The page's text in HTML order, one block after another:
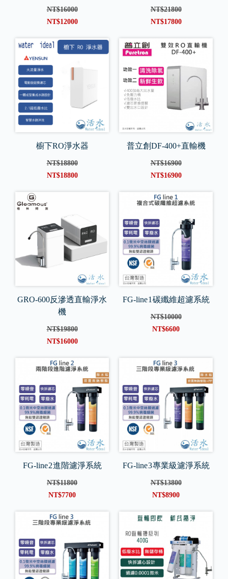
NT$16000
NT$12000
NT$21800
NT$17800
櫥下RO淨水器
NT$18800
NT$18800
普立創DF-400+直輸機
NT$16900
NT$16900
GRO-600反滲透直輸淨水
機
NT$19800
NT$16000
FG-line 1 碳纖維超濾系統
NT$10000
NT$6600
FG-line 2 進階濾淨系統
NT$11800
NT$7700
FG-line 3 專業級濾淨系統
NT$13800
NT$8900